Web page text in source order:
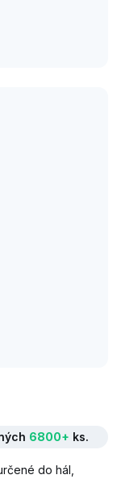
6800+ ks.
do hál,